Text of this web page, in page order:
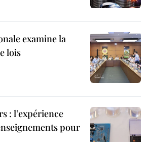
examine la
lois
: l’expérience
pour